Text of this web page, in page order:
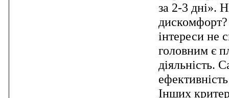
за 2-3 дні».
інтереси не
головним є
діяльність.
Інших